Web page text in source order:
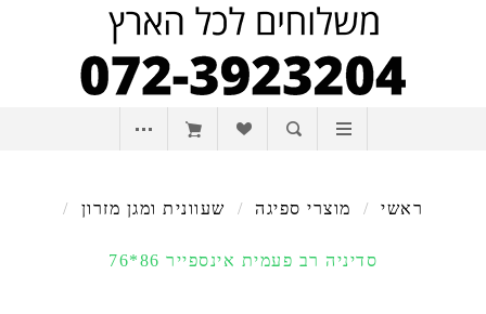
ראשי / מוצרי ספיגה / שעוונית ומגן מזרון /
סדיניה רב פעמית אינספייר 86*76